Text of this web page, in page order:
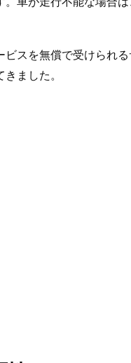
スを無償で受けられ
ました。